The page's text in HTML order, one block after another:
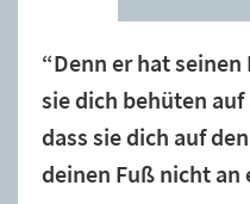
“Denn er hat
sie dich behüten
dass sie dich auf
deinen Fuß nicht an